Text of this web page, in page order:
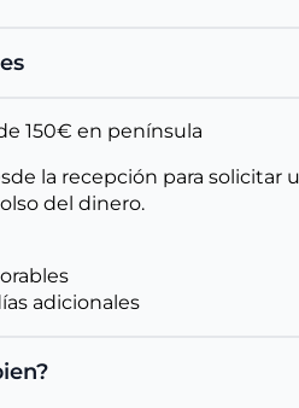
150€ en península
la recepción para solicitar
del dinero.
adicionales